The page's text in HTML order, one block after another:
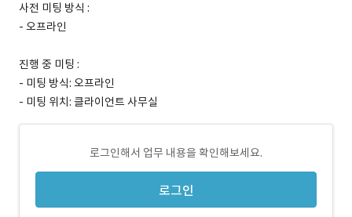
사전 미팅 방식 :
- 오프라인
진행 중 미팅 :
- 미팅 방식: 오프라인
- 미팅 위치: 클라이언트 사무실
로그인해서 업무 내용을 확인해보세요.
로그인